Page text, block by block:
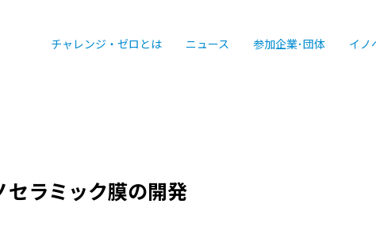
チャレンジ・ゼロとは
ニュース 参加企業･団体 イノ
セラミック膜の開発